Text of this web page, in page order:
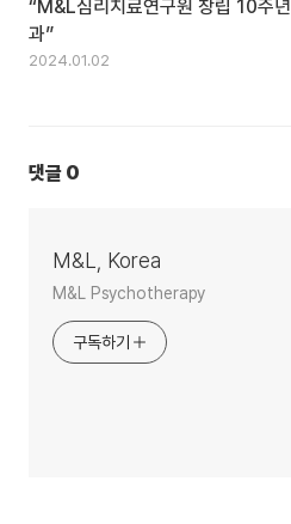
“M&L심리치료연구원 창립 10주년 ─ 긍정 피드백이 가장 큰 성
과”
2024.01.02
댓글 0
M&L, Korea
M&L Psychotherapy
구독하기